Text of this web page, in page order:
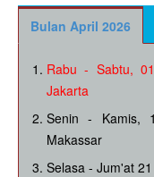
Bulan April 2026
Rabu - Sabtu,
Jakarta
Senin - Kamis,
Makassar
Selasa - Jum'at